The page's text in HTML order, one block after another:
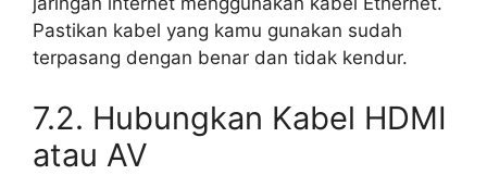
Pastikan kabel yang kamu gunakan sudah
terpasang dengan benar dan tidak kendur.
7.2. Hubungkan Kabel HDMI
atau AV